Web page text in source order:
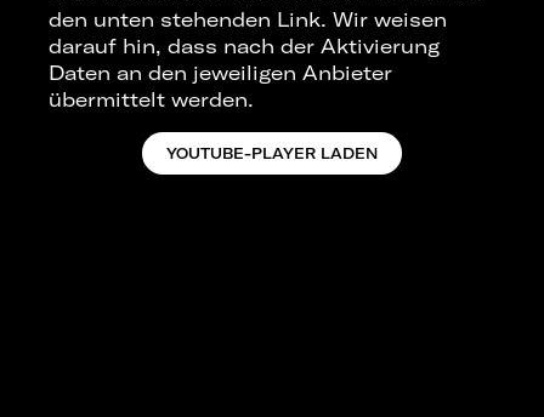
den unten stehenden Link. Wir weisen
darauf hin, dass nach der Aktivierung
Daten an den jeweiligen Anbieter
übermittelt werden.
YOUTUBE-PLAYER LADEN